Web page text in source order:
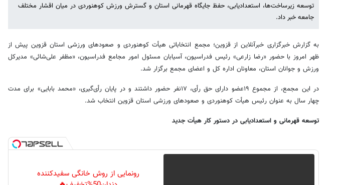
توسعه زیرساخت‌ها، استعدادیابی، حفظ جایگاه قهرمانی استان و گسترش ورزش کوهنوردی در میان اقشار مختلف
جامعه خبر داد.
به گزارش خبرگزاری خبرآنلاین از قزوین؛ مجمع انتخاباتی هیأت کوهنوردی و صعودهای ورزشی استان قزوین پیش از
ظهر امروز با حضور «رضا زارعی» رئیس فدراسیون، آسیابان مسئول امور مجامع فدراسیون، «مظفر علی‌شائی» مدیرکل
ورزش و جوانان استان، معاونان اداره کل و اعضای مجمع برگزار شد.
در این مجمع، از مجموع ۱۹عضو دارای حق رأی، ۱۷نفر حضور داشتند و در پایان رأی‌گیری، «محمد بابایی» برای مدت
چهار سال به عنوان رئیس هیأت کوهنوردی و صعودهای ورزشی استان قزوین انتخاب شد.
توسعه قهرمانی و استعدادیابی در دستور کار هیأت جدید
رونمایی از روش خانگی سفیدکننده